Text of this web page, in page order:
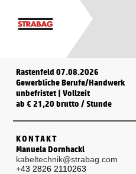
Rastenfeld 07.08.2026
Gewerbliche Berufe/Handwerk
unbefristet | Vollzeit
ab € 21,20 brutto / Stunde
KONTAKT
Manuela Dornhackl
kabeltechnik@strabag.com
+43 2826 2110263